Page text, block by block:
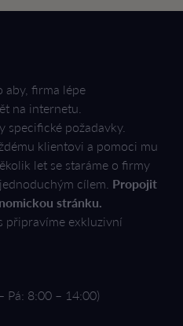
aby, firma lépe
na internetu.
specifické požadavky.
klientovi a pomoci mu
let se staráme o firmy
cílem. Propojit
stránku.
připravíme exkluzivní
Pá: 8:00 – 14:00)